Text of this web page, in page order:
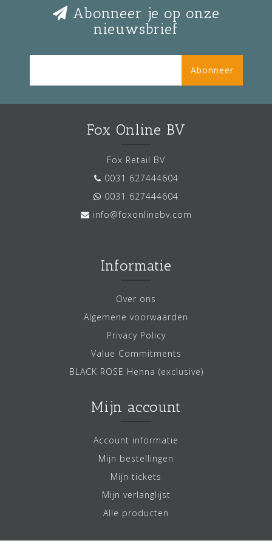
Abonneer je op onze
nieuwsbrief
Abonneer
Fox Online BV
Fox Retail BV
0031 627444604
0031 627444604
info@foxonlinebv.com
Informatie
Over ons
Algemene voorwaarden
Privacy Policy
Value Commitments
BLACK ROSE Henna (exclusive)
Mijn account
Account informatie
Mijn bestellingen
Mijn tickets
Mijn verlanglijst
Alle producten